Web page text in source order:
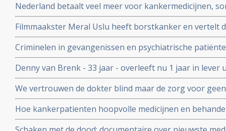
Nederland betaalt veel meer voor kankermedicijnen,
andere landen blijkt uit vergelijkend onderzoek tussen
Filmmaakster Meral Uslu heeft borstkanker en vertelt
Kanker die wordt uitgezonden op maandag 30
Criminelen in gevangenissen en psychiatrische
voedingssupplementen binnen onderzoeksverband
te beïnvloeden.
Denny van Brenk - 33 jaar - overleeft nu 1 jaar in lever
door chemo pomp in New York, maar hij heeft alles
We vertrouwen de dokter blind maar de zorg voor
Correspondent ging uit op onderzoek maar ook hij
Hoe kankerpatienten hoopvolle medicijnen en
waardoor zelfs oncologen in opstand komen.